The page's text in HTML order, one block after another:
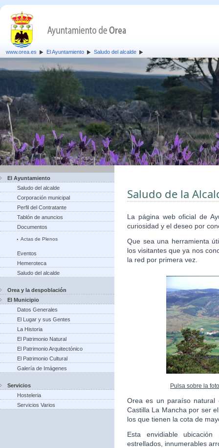
www.orea.es El Ayuntamiento Saludo del alcalde
El Ayuntamiento
Saludo del alcalde
Corporación municipal
Perfil del Contratante
Tablón de anuncios
Documentos
Actas de Plenos
Eventos
Hemeroteca
Saludo del alcalde
Orea y la despoblación
El Municipio
Datos Generales
El Lugar y sus Gentes
La Historia
El Patrimonio Natural
El Patrimonio Arquitectónico
El Patrimonio Cultural
Galería de Imágenes
Servicios
Hosteleria
Servicios Varios
Saludo de la
La página web oficial de
curiosidad y el deseo por
Que sea una herramienta
los visitantes que ya nos
la red por primera vez.
Pulsa sobre la
Orea es un paraíso natural
Castilla La Mancha por ser
los que tienen la cota de
Esta envidiable
estrellados, innumerables